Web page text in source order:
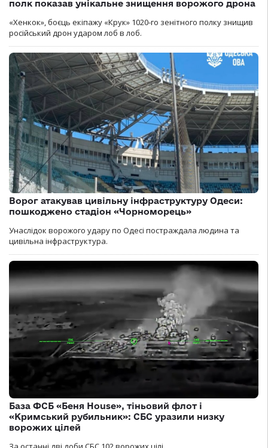
полк показав унікальне знищення ворожого дрона
«Хенкок», боєць екіпажу «Крук» 1020-го зенітного полку знищив
російський дрон ударом лоб в лоб.
Ворог атакував цивільну інфраструктуру Одеси:
пошкоджено стадіон «Чорноморець»
Унаслідок ворожого удару по Одесі постраждала людина та
цивільна інфраструктура.
База ФСБ «Беня House», тіньовий флот і
«Кримський рубильник»: СБС уразили низку
ворожих цілей